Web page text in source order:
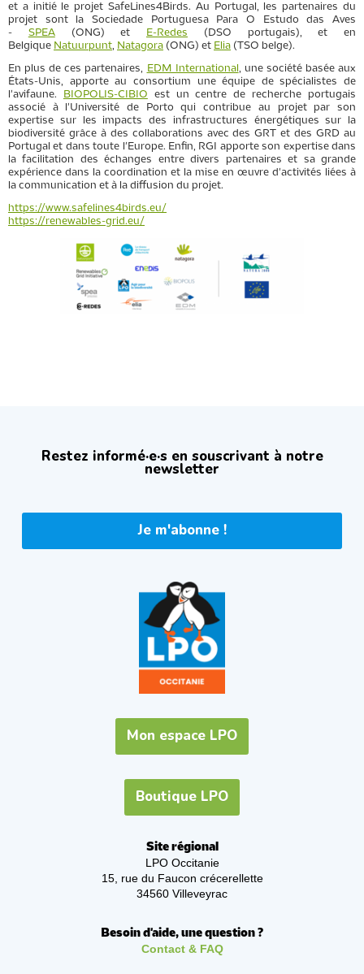
et a initié le projet SafeLines4Birds. Au Portugal, les partenaires du
projet sont la Sociedade Portuguesa Para O Estudo das Aves
- SPEA(ONG) et E-Redes (DSO portugais), et en
Belgique Natuurpunt, Natagora (ONG) et Elia (TSO belge).
En plus de ces partenaires, EDM International , une société basée aux
États-Unis, apporte au consortium une équipe de spécialistes de
l'avifaune.
BIOPOLIS-CIBIO est un centre de recherche portugais
associé à l'Université de Porto qui contribue au projet par son
expertise sur les impacts des infrastructures énergétiques sur la
biodiversité grâce à des collaborations avec des GRT et des GRD au
Portugal et dans toute l'Europe. Enfin, RGI apporte son expertise dans
la facilitation des échanges entre divers partenaires et sa grande
expérience dans la coordination et la mise en œuvre d'activités liées à
la communication et à la diffusion du projet.
https://www.safelines4birds.eu/
https://renewables-grid.eu/
Restez informé·e·s en souscrivant à notre
newsletter
Je m'abonne !
Mon espace LPO
Boutique LPO
Site régional
LPO Occitanie
15, rue du Faucon crécerellette
34560 Villeveyrac
Besoin d'aide, une question ?
Contact & FAQ